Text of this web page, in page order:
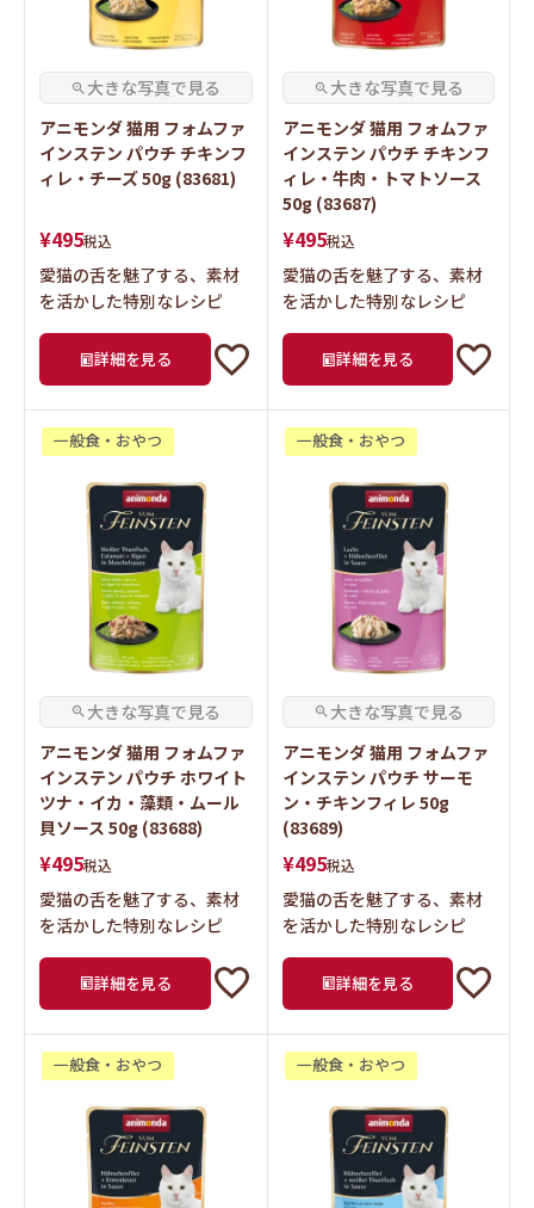
アニモンダ 猫用 フォムファ
インステン パウチ チキンフ
ィレ・チーズ 50g (83681)
¥495税込
愛猫の舌を魅了する、素材
を活かした特別なレシピ
詳細を見る
アニモンダ 猫用 フォムファ
インステン パウチ チキンフ
ィレ・牛肉・トマトソース
50g (83687)
¥495税込
愛猫の舌を魅了する、素材
を活かした特別なレシピ
詳細を見る
一般食・おやつ
アニモンダ 猫用 フォムファ
インステン パウチ ホワイト
ツナ・イカ・藻類・ムール
貝ソース 50g (83688)
¥495税込
愛猫の舌を魅了する、素材
を活かした特別なレシピ
詳細を見る
一般食・おやつ
アニモンダ 猫用 フォムファ
インステン パウチ サーモ
ン・チキンフィレ 50g
(83689)
¥495税込
愛猫の舌を魅了する、素材
を活かした特別なレシピ
詳細を見る
一般食・おやつ 一般食・おやつ